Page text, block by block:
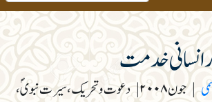
خدمت
| جون ۲۰۰۸ | دعوت و تحریک، سیرت نبویؐ،